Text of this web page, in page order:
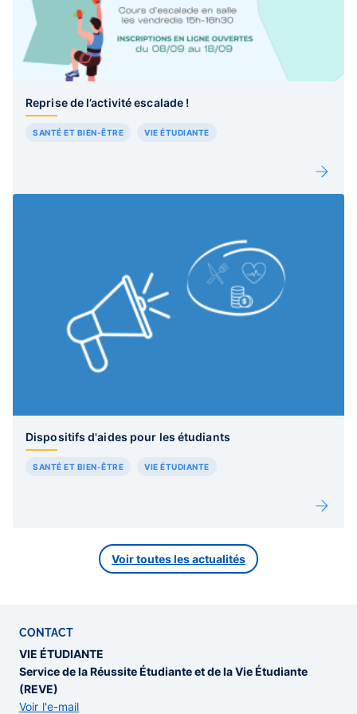
Reprise de l’activité escalade !
SANTÉ ET BIEN-ÊTRE VIE ÉTUDIANTE
Dispositifs d'aides pour les étudiants
SANTÉ ET BIEN-ÊTRE VIE ÉTUDIANTE
Voir toutes les actualités
CONTACT
VIE ÉTUDIANTE
Service de la Réussite Étudiante et de la Vie Étudiante
(REVE)
Voir l'e-mail